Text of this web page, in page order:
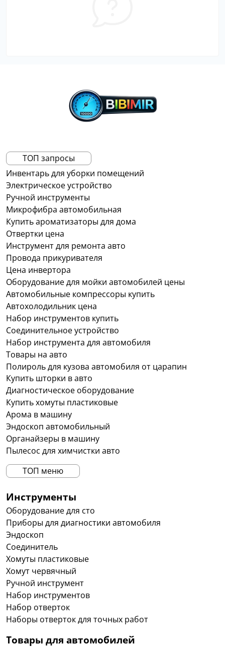
ТОП запросы
Инвентарь для уборки помещений
Электрическое устройство
Ручной инструменты
Микрофибра автомобильная
Купить ароматизаторы для дома
Отвертки цена
Инструмент для ремонта авто
Провода прикуривателя
Цена инвертора
Оборудование для мойки автомобилей цены
Автомобильные компрессоры купить
Автохолодильник цена
Набор инструментов купить
Соединительное устройство
Набор инструмента для автомобиля
Товары на авто
Полироль для кузова автомобиля от царапин
Купить шторки в авто
Диагностическое оборудование
Купить хомуты пластиковые
Арома в машину
Эндоскоп автомобильный
Органайзеры в машину
Пылесос для химчистки авто
ТОП меню
Инструменты
Оборудование для сто
Приборы для диагностики автомобиля
Эндоскоп
Соединитель
Хомуты пластиковые
Хомут червячный
Ручной инструмент
Набор инструментов
Набор отверток
Наборы отверток для точных работ
Товары для автомобилей